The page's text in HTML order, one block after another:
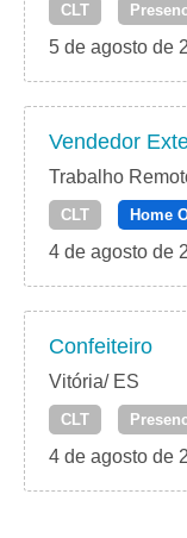
CLT
5 de agosto de
Vendedor
Trabalho
CLT Home
4 de agosto de
Confeiteiro
Vitória/ ES
CLT
4 de agosto de